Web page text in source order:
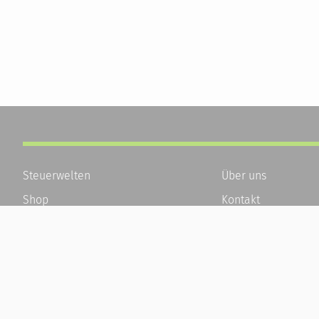
Steuerwelten
Shop
Über uns
Kontakt